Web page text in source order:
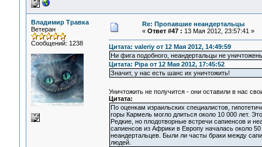
Владимир Травка
Ветеран
Сообщений: 1238
Re: Пропавшие неандертальцы
« Ответ #47 : 13 Мая 2012, 23:57:41 »
Цитата: valeriy от 12 Мая 2012, 14:49:59
Ни фига подобного, неандертальцы не
Цитата: Pipa от 12 Мая 2012, 17:45:52
Значит, у нас есть шанс их уничтожить!
Уничтожить не получится - они оставили в нас
Цитата:
По оценкам израильских специалистов,
горы Кармель могло длиться около 10 000 лет.
Редкие, но плодотворные встречи сапиенсов и
сапиенсов из Африки в Европу началась около
неандертальцев. Были ли часты браки между
людей.